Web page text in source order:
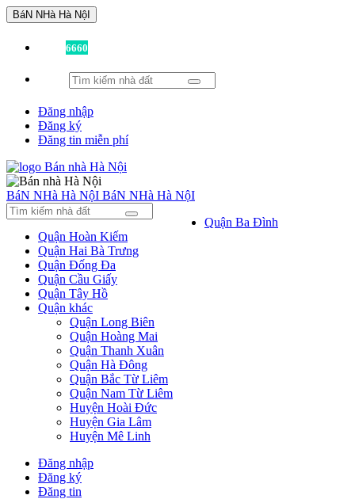
BáN NHà Hà NộI
6660
Đăng nhập
Đăng ký
Đăng tin miễn phí
BáN NHà Hà NộI BáN NHà Hà NộI
Quận Ba Đình
Quận Hoàn Kiếm
Quận Hai Bà Trưng
Quận Đống Đa
Quận Cầu Giấy
Quận Tây Hồ
Quận khác
Quận Long Biên
Quận Hoàng Mai
Quận Thanh Xuân
Quận Hà Đông
Quận Bắc Từ Liêm
Quận Nam Từ Liêm
Huyện Hoài Đức
Huyện Gia Lâm
Huyện Mê Linh
Đăng nhập
Đăng ký
Đăng tin